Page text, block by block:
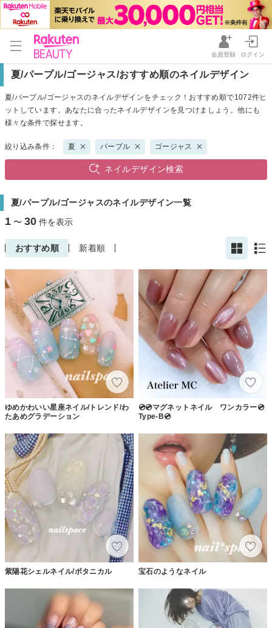
会員登録 ログイン
夏/パープル/ゴージャス/おすすめ順のネイルデザイン
夏/パープル/ゴージャスのネイルデザインをチェック！おすすめ順で1072件ヒ
ットしています。あなたに合ったネイルデザインを見つけましょう。他にも
様々な条件で探せます。
絞り込み条件： 夏 パープル ゴージャス
ネイルデザイン検索
夏/パープル/ゴージャスのネイルデザイン一覧
1 〜 30 件を表示
おすすめ順 新着順
ゆめかわいい星座ネイル/トレンド/わ
たあめグラデーション
💿💿マグネットネイル ワンカラー💿
Type-B💿
紫陽花シェルネイル/ボタニカル 宝石のようなネイル